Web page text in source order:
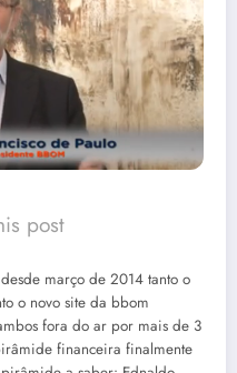
post
março de 2014 tanto o
o novo site da bbom
fora do ar por mais de 3
financeira finalmente